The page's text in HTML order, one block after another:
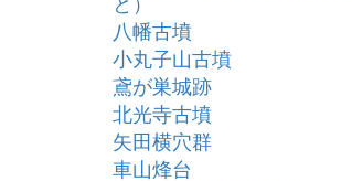
八幡古墳
小丸子山古墳
鳶が巣城跡
北光寺古墳
矢田横穴群
車山烽台